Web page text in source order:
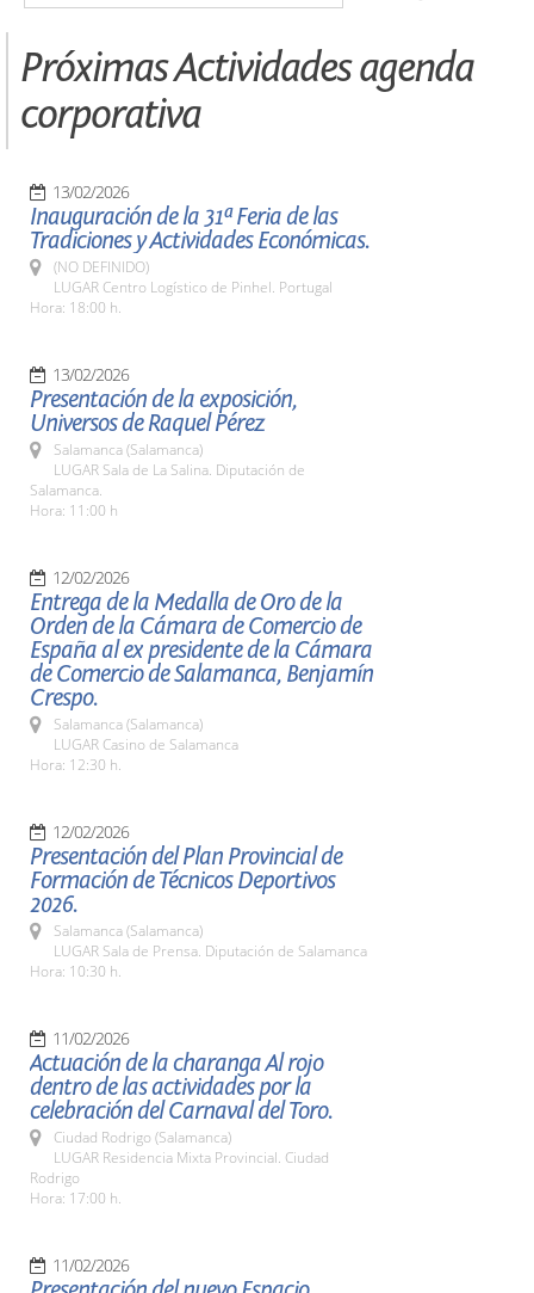
Próximas Actividades agenda
corporativa
13/02/2026
Inauguración de la 31ª Feria de las
Tradiciones y Actividades Económicas.
(NO DEFINIDO)
LUGAR Centro Logístico de Pinhel. Portugal
Hora: 18:00 h.
13/02/2026
Presentación de la exposición,
Universos de Raquel Pérez
Salamanca (Salamanca)
LUGAR Sala de La Salina. Diputación de
Salamanca.
Hora: 11:00 h
12/02/2026
Entrega de la Medalla de Oro de la
Orden de la Cámara de Comercio de
España al ex presidente de la Cámara
de Comercio de Salamanca, Benjamín
Crespo.
Salamanca (Salamanca)
LUGAR Casino de Salamanca
Hora: 12:30 h.
12/02/2026
Presentación del Plan Provincial de
Formación de Técnicos Deportivos
2026.
Salamanca (Salamanca)
LUGAR Sala de Prensa. Diputación de Salamanca
Hora: 10:30 h.
11/02/2026
Actuación de la charanga Al rojo
dentro de las actividades por la
celebración del Carnaval del Toro.
Ciudad Rodrigo (Salamanca)
LUGAR Residencia Mixta Provincial. Ciudad
Rodrigo
Hora: 17:00 h.
11/02/2026